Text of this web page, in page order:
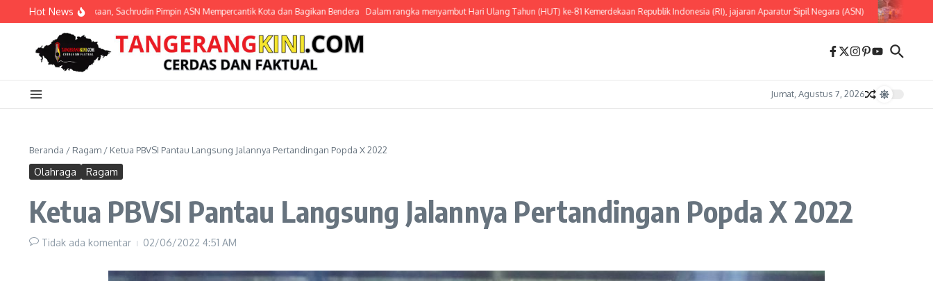
Lewati ke konten
Hot News
Kemerdekaan, Sachrudin Pimpin ASN Mempercantik Kota dan Bagikan Bendera Dalam rangka menyambut Hari Ulang Tahun (HUT) ke-81 Kemerdekaan Republik Indonesia (RI), jajaran Aparatur Sipil Negara (ASN) Lewat
Jumat, Agustus 7, 2026
Beranda / Ragam / Ketua PBVSI Pantau Langsung Jalannya Pertandingan Popda X 2022
Olahraga Ragam
Ketua PBVSI Pantau Langsung Jalannya Pertandingan Popda X 2022
Tidak ada komentar 02/06/2022 4:51 AM